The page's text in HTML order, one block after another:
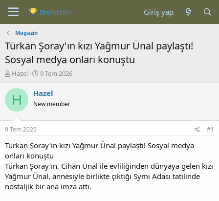
Giriş yap
Magazin
Türkan Şoray'ın kızı Yağmur Ünal paylaştı!
Sosyal medya onları konuştu
K
n
b
u
u
b
a
l
a
t
a
Hazel
B
ş
a
ç
a
r
i
h
9 Tem 2026
H Hazel
New member
9 Tem 2026 #1
Türkan Şoray'ın kızı Yağmur Ünal paylaştı! Sosyal medya
onları konuştu
Türkan Şoray'ın, Cihan Ünal ile evliliğinden dünyaya gelen kızı
Yağmur Ünal, annesiyle birlikte çıktığı Symi Adası tatilinde
nostaljik bir ana imza attı.